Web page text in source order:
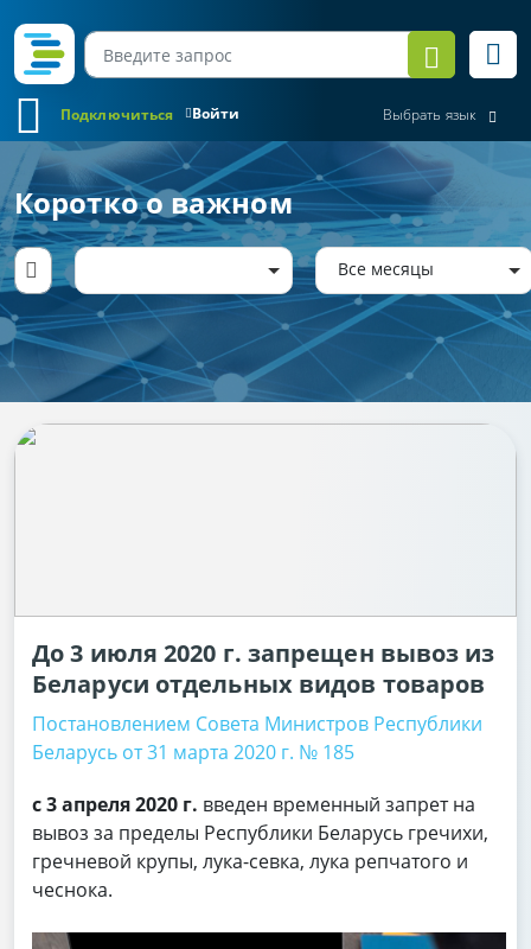
Войти
Подключиться Выбрать язык
Коротко о важном
Все месяцы
До 3 июля 2020 г. запрещен вывоз из
Беларуси отдельных видов товаров
Постановлением Совета Министров Республики
Беларусь от 31 марта 2020 г. № 185
с 3 апреля 2020 г. введен временный запрет на
вывоз за пределы Республики Беларусь гречихи,
гречневой крупы, лука-севка, лука репчатого и
чеснока.